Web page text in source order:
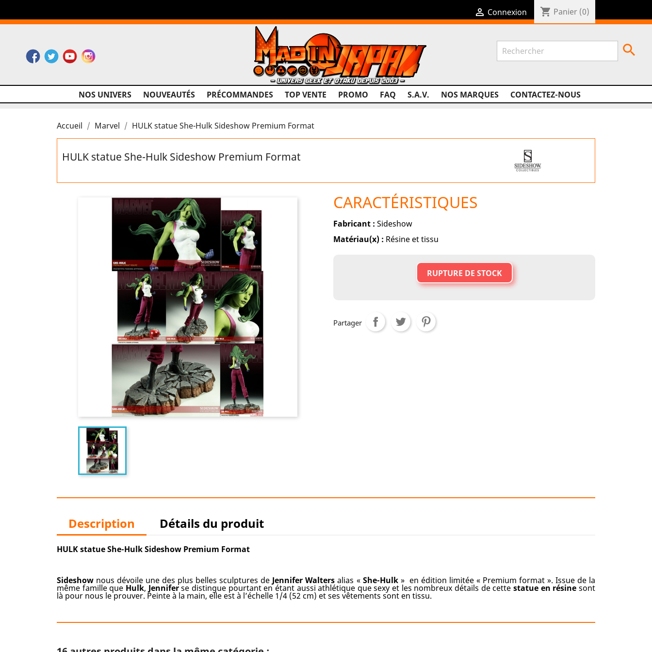
 Connexion shopping_cart Panier (0)
Facebook
TwitterYouTubeInstagram
NOS UNIVERS NOUVEAUTÉS PRÉCOMMANDES TOP VENTE PROMO FAQ S.A.V. NOS MARQUES CONTACTEZ-NOUS

Accueil Marvel HULK statue She-Hulk Sideshow Premium Format
HULK statue She-Hulk Sideshow Premium Format
CARACTÉRISTIQUES
Fabricant : Sideshow
Matériau(x) : Résine et tissu
RUPTURE DE STOCK
Partager
Description Détails du produit
HULK statue She-Hulk Sideshow Premium Format
Sideshow nous dévoile une des plus belles sculptures de Jennifer Walters alias « She-Hulk» en édition limitée « Premium format ». Issue de la
même famille que Hulk, Jenniferse distingue pourtant en étant aussi athlétique que sexy et les nombreux détails de cettestatue en résine sont
là pour nous le prouver. Peinte à la main, elle est à l’échelle 1/4 (52 cm) et ses vêtements sont en tissu.